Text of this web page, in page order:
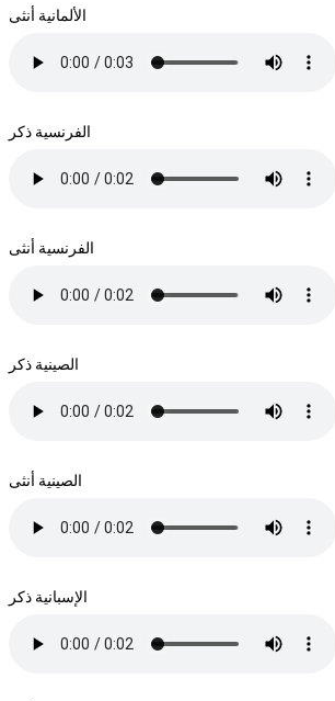
الألمانية أنثى
الفرنسية ذكر
الفرنسية أنثى
الصينية ذكر
الصينية أنثى
الإسبانية ذكر